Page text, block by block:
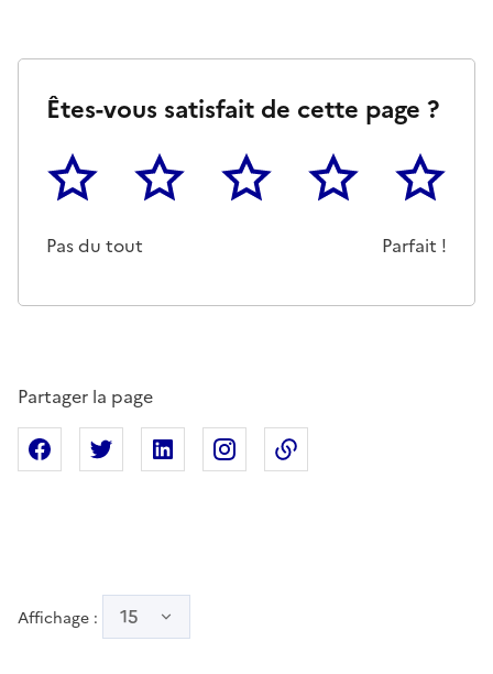
Êtes-vous satisfait de cette page ?
1
Pas du tout
2 3 4 5
Parfait !
Partager la page
Partager sur Facebook
Partager sur XPartager sur Linkedin
Partager sur Instagram
Affichage : 15